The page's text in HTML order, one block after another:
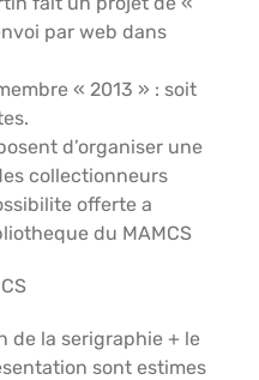
par web dans
« 2013 » : soit
d’organiser une
collectionneurs
offerte a
du MAMCS
de la serigraphie + le
sont estimes